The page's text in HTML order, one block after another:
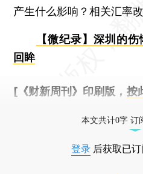
产生什么影响？相关汇率
【微纪录】深圳的
回眸
[《财新周刊》印刷版， 按
本文共计0字 订
登录 后获取已